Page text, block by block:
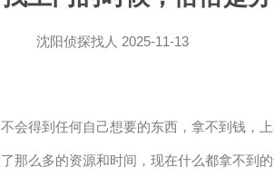
沈阳侦探找人 2025-11-13
得到任何自己想要的东西，拿不到钱，上
么多的资源和时间，现在什么都拿不到的